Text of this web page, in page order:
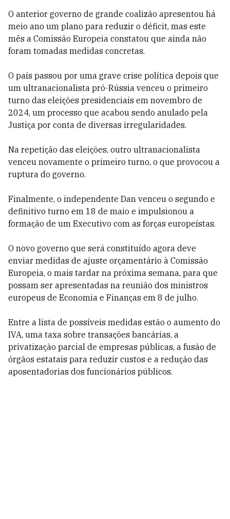
O anterior governo de grande coalizão apresentou há
meio ano um plano para reduzir o déficit, mas este
mês a Comissão Europeia constatou que ainda não
foram tomadas medidas concretas.
O país passou por uma grave crise política depois que
um ultranacionalista pró-Rússia venceu o primeiro
turno das eleições presidenciais em novembro de
2024, um processo que acabou sendo anulado pela
Justiça por conta de diversas irregularidades.
Na repetição das eleições, outro ultranacionalista
venceu novamente o primeiro turno, o que provocou a
ruptura do governo.
Finalmente, o independente Dan venceu o segundo e
definitivo turno em 18 de maio e impulsionou a
formação de um Executivo com as forças europeístas.
O novo governo que será constituído agora deve
enviar medidas de ajuste orçamentário à Comissão
Europeia, o mais tardar na próxima semana, para que
possam ser apresentadas na reunião dos ministros
europeus de Economia e Finanças em 8 de julho.
Entre a lista de possíveis medidas estão o aumento do
IVA, uma taxa sobre transações bancárias, a
privatização parcial de empresas públicas, a fusão de
órgãos estatais para reduzir custos e a redução das
aposentadorias dos funcionários públicos.